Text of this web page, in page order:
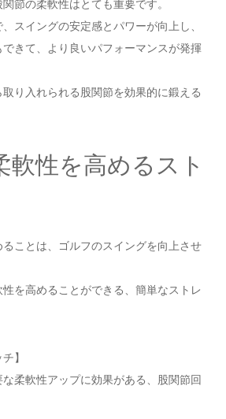
節の柔軟性はとても重要です。
スイングの安定感とパワーが向上し、
きて、より良いパフォーマンスが発揮
り入れられる股関節を効果的に鍛える
軟性を高めるスト
ことは、ゴルフのスイングを向上させ
を高めることができる、簡単なストレ
】
柔軟性アップに効果がある、股関節回